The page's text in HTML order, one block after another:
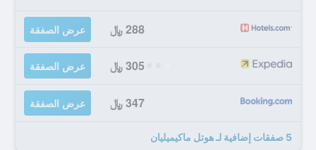
288 ﷼ عرض الصفقة
305 ﷼ عرض الصفقة
347 ﷼ عرض الصفقة
5 صفقات إضافية لـ هوتل ماكيميليان